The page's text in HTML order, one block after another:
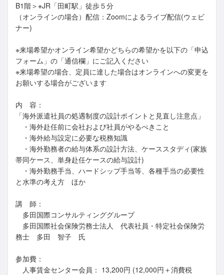
B1階＞※JR「田町駅」徒歩５分
（オンラインの場合）配信：Zoomによるライブ配信(ウェビ
ナー)
※来場希望かオンライン希望かどちらの希望かを以下の「申込
フォーム」の「通信欄」にご記入ください
※来場希望の場合、定員に達した場合はオンラインへの変更を
お願いする場合がございます
内 容：
「海外派遣社員の処遇制度の設計ポイントと見直し注意点」
・海外赴任前に会社および社員がやるべきこと
・海外給与設定に必要な税務知識
・海外勤務者の給与体系の設計方法、ケーススタディ(家族
帯同ケース、単身赴任ケースの給与設計)
・海外勤務手当、ハードシップ手当等、各種手当の必要性
と水準の考え方 ほか
講 師：
多田国際コンサルティンググループ
多田国際社会保険労務士法人 代表社員・特定社会保険労
務士 多田 智子 氏
参加費：
人事賃金センター会員： 13,200円 (12,000円＋消費税